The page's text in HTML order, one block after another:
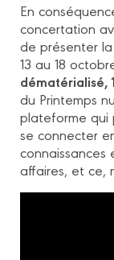
En
concertation
de présenter
13 au 18
dématérialisé,
du Printemps
plateforme qui
se connecter
affaires, et ce,